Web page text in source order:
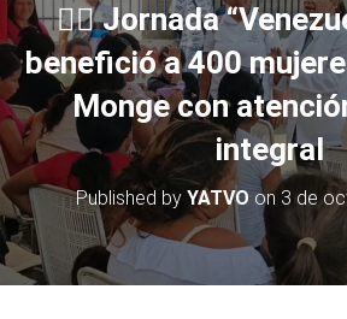
👩‍⚕️ Jornada
benefició a 400
Monge con
integral
Published by YATVO on 3 de